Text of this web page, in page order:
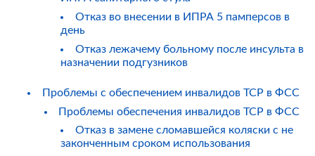
Отказ во внесении в ИПРА 5 памперсов в
день
Отказ лежачему больному после инсульта в
назначении подгузников
Проблемы с обеспечением инвалидов ТСР в ФСС
Проблемы обеспечения инвалидов ТСР в ФСС
Отказ в замене сломавшейся коляски с не
законченным сроком использования